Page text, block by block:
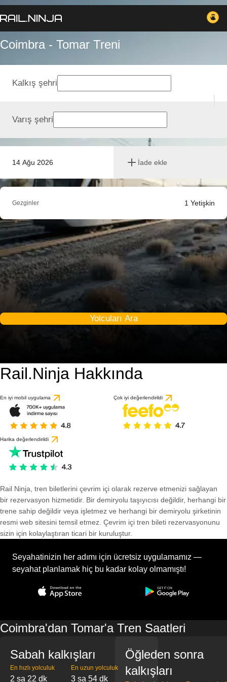
Coimbra - Tomar Treni
14 Ağu 2026 İade ekle
Kalkış şehri
Varış şehri
Gezginler 1 Yetişkin
Yolcuları Ara
Rail.Ninja Hakkında
En iyi mobil uygulama Çok iyi değerlendirildi
Harika değerlendirildi
Rail Ninja, tren biletlerini çevrim içi olarak rezerve etmenizi sağlayan
bir rezervasyon hizmetidir. Bir demiryolu taşıyıcısı değildir, herhangi bir
trene sahip değildir veya işletmez ve herhangi bir demiryolu şirketinin
resmi web sitesini temsil etmez. Çevrim içi tren bileti rezervasyonunu
sizin için kolaylaştıran ticari bir kuruluştur.
Seyahatinizin her adımı için ücretsiz uygulamamız —
seyahat planlamak hiç bu kadar kolay olmamıştı!
Coimbra'dan Tomar'a Tren Saatleri
Sabah kalkışları
En hızlı yolculuk
2 sa 22 dk
En uzun yolculuk
3 sa 54 dk
Öğleden sonra
kalkışları